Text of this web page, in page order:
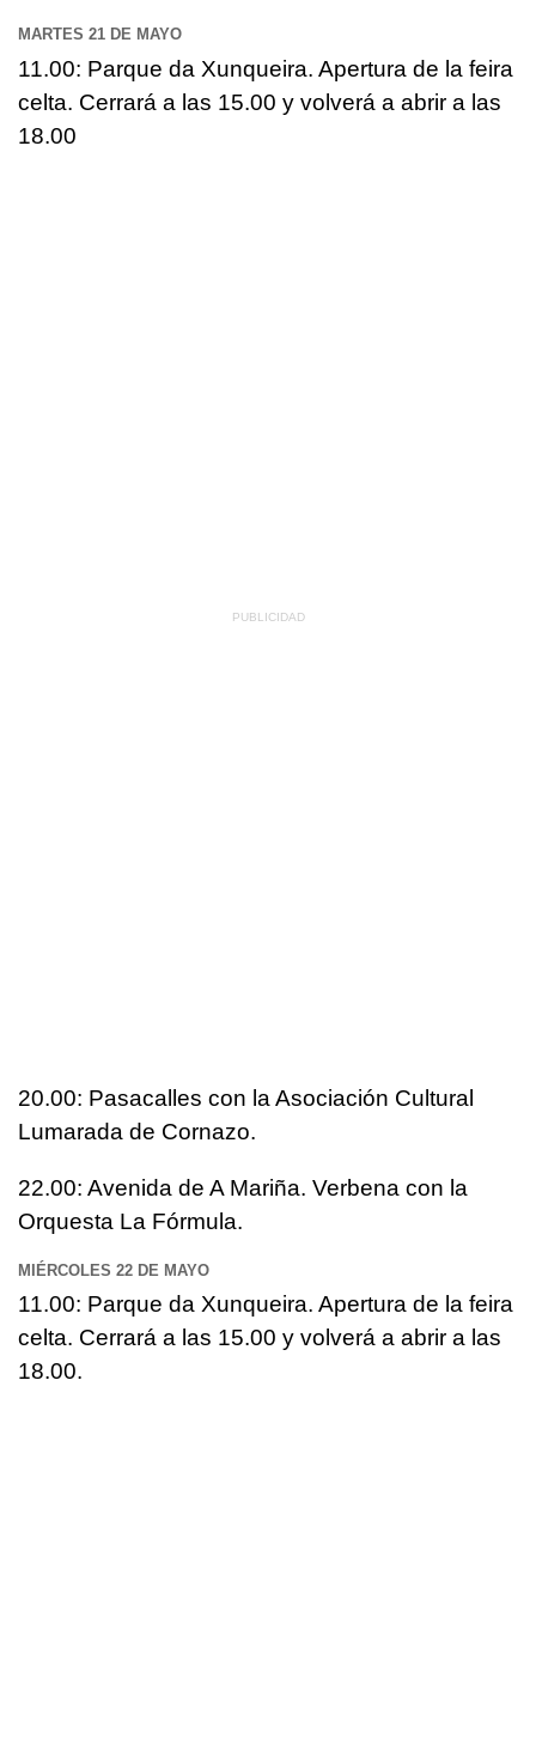
MARTES 21 DE MAYO
11.00: Parque da Xunqueira. Apertura de la feira
celta. Cerrará a las 15.00 y volverá a abrir a las
18.00
20.00: Pasacalles con la Asociación Cultural
Lumarada de Cornazo.
22.00: Avenida de A Mariña. Verbena con la
Orquesta La Fórmula.
MIÉRCOLES 22 DE MAYO
11.00: Parque da Xunqueira. Apertura de la feira
celta. Cerrará a las 15.00 y volverá a abrir a las
18.00.